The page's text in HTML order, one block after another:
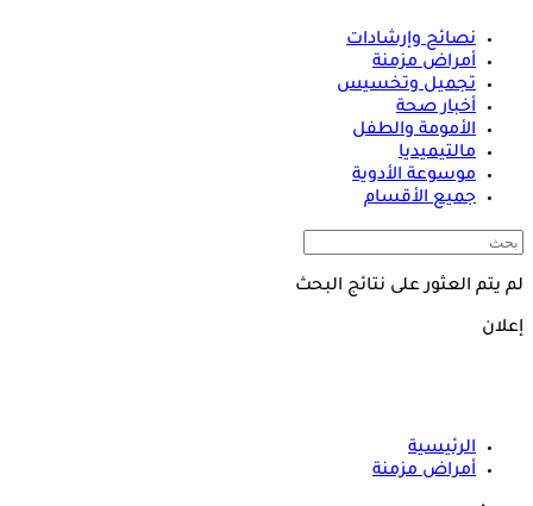
نصائح وإرشادات
أمراض مزمنة
تجميل وتخسيس
أخبار صحة
الأمومة والطفل
مالتيميديا
موسوعة الأدوية
جميع الأقسام
لم يتم العثور على نتائج البحث
إعلان
الرئيسية
أمراض مزمنة